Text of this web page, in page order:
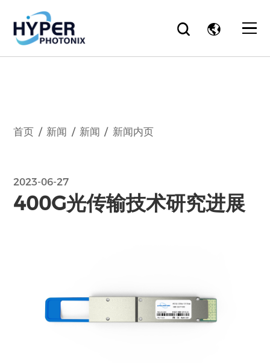
Notice: Undefined index: HTTP_ACCEPT_LANGUAGE in
/www/wwwroot/www.hyperphotonix.com/cn/common/
on line 31
首页 新闻 新闻 新闻内页
2023-06-27
400G光传输技术研究进展